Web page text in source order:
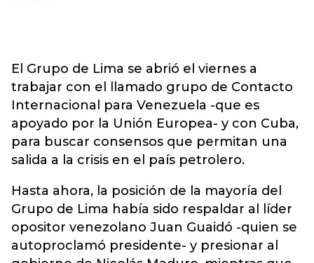
El Grupo de Lima se abrió el viernes a
trabajar con el llamado grupo de Contacto
Internacional para Venezuela -que es
apoyado por la Unión Europea- y con Cuba,
para buscar consensos que permitan una
salida a la crisis en el país petrolero.
Hasta ahora, la posición de la mayoría del
Grupo de Lima había sido respaldar al líder
opositor venezolano Juan Guaidó -quien se
autoproclamó presidente- y presionar al